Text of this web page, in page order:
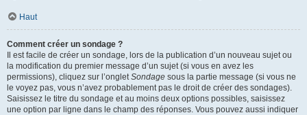
Haut
Comment créer un sondage ?
Il est facile de créer un sondage, lors de la publication d’un nouveau sujet ou
la modification du premier message d’un sujet (si vous en avez les
permissions), cliquez sur l’ongletSondage sous la partie message (si vous ne
le voyez pas, vous n’avez probablement pas le droit de créer des sondages).
Saisissez le titre du sondage et au moins deux options possibles, saisissez
une option par ligne dans le champ des réponses. Vous pouvez aussi indiquer